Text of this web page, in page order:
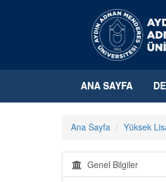
ANA SAYFA
Ana Sayfa Yüksek
Genel Bilgiler